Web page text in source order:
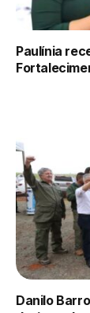
Paulínia
Danilo